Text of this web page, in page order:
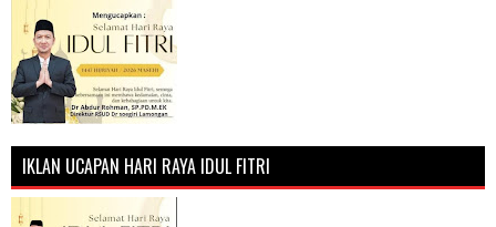
IKLAN UCAPAN HARI RAYA IDUL FITRI